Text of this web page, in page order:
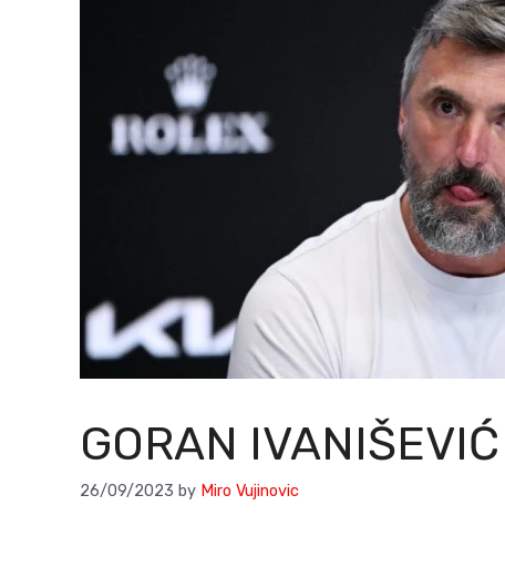
GORAN
26/09/2023 by Miro Vujinovic